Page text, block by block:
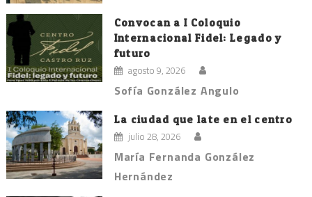
Convocan a I Coloquio
Internacional Fidel: Legado y
futuro
agosto 9, 2026
Sofía González Angulo
La ciudad que late en el centro
julio 28, 2026
María Fernanda González
Hernández